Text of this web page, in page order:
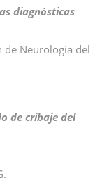
diagnósticas
de Neurología del
de cribaje del